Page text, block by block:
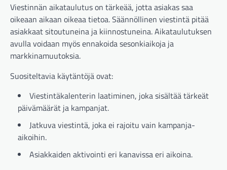
Viestinnän aikataulutus on tärkeää, jotta asiakas saa
oikeaan aikaan oikeaa tietoa. Säännöllinen viestintä pitää
asiakkaat sitoutuneina ja kiinnostuneina. Aikataulutuksen
avulla voidaan myös ennakoida sesonkiaikoja ja
markkinamuutoksia.
Suositeltavia käytäntöjä ovat:
Viestintäkalenterin laatiminen, joka sisältää tärkeät
päivämäärät ja kampanjat.
Jatkuva viestintä, joka ei rajoitu vain kampanja-
aikoihin.
Asiakkaiden aktivointi eri kanavissa eri aikoina.